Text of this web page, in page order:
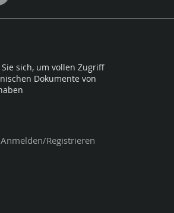
sich, um vollen Zugriff
Dokumente von
Anmelden/Registrieren